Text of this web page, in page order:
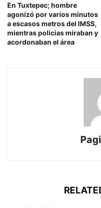
En Tuxtepec; hombre
agonizó por varios minutos
a escasos metros del IMSS,
mientras policías miraban y
acordonaban el área